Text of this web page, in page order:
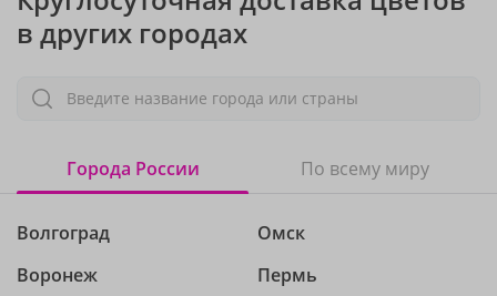
в других городах
Введите название города или страны
Города России По всему миру
Волгоград
Воронеж
Омск
Пермь